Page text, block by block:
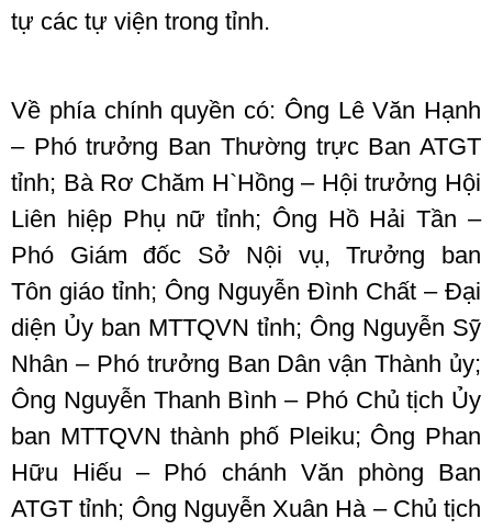
tự các tự viện trong tỉnh.
Về phía chính quyền có: Ông Lê Văn Hạnh
– Phó trưởng Ban Thường trực Ban ATGT
tỉnh; Bà Rơ Chăm H`Hồng – Hội trưởng Hội
Liên hiệp Phụ nữ tỉnh; Ông Hồ Hải Tần –
Phó Giám đốc Sở Nội vụ, Trưởng ban
Tôn giáo tỉnh; Ông Nguyễn Đình Chất – Đại
diện Ủy ban MTTQVN tỉnh; Ông Nguyễn Sỹ
Nhân – Phó trưởng Ban Dân vận Thành ủy;
Ông Nguyễn Thanh Bình – Phó Chủ tịch Ủy
ban MTTQVN thành phố Pleiku; Ông Phan
Hữu Hiếu – Phó chánh Văn phòng Ban
ATGT tỉnh; Ông Nguyễn Xuân Hà – Chủ tịch